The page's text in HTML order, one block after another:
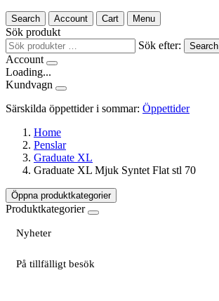
Search Account Cart Menu
Sök produkt
Sök efter:
Search
Account
Loading...
Kundvagn
Särskilda öppettider i sommar: Öppettider
Home
Penslar
Graduate XL
Graduate XL Mjuk Syntet Flat stl 70
Öppna produktkategorier
Produktkategorier
Nyheter
På tillfälligt besök